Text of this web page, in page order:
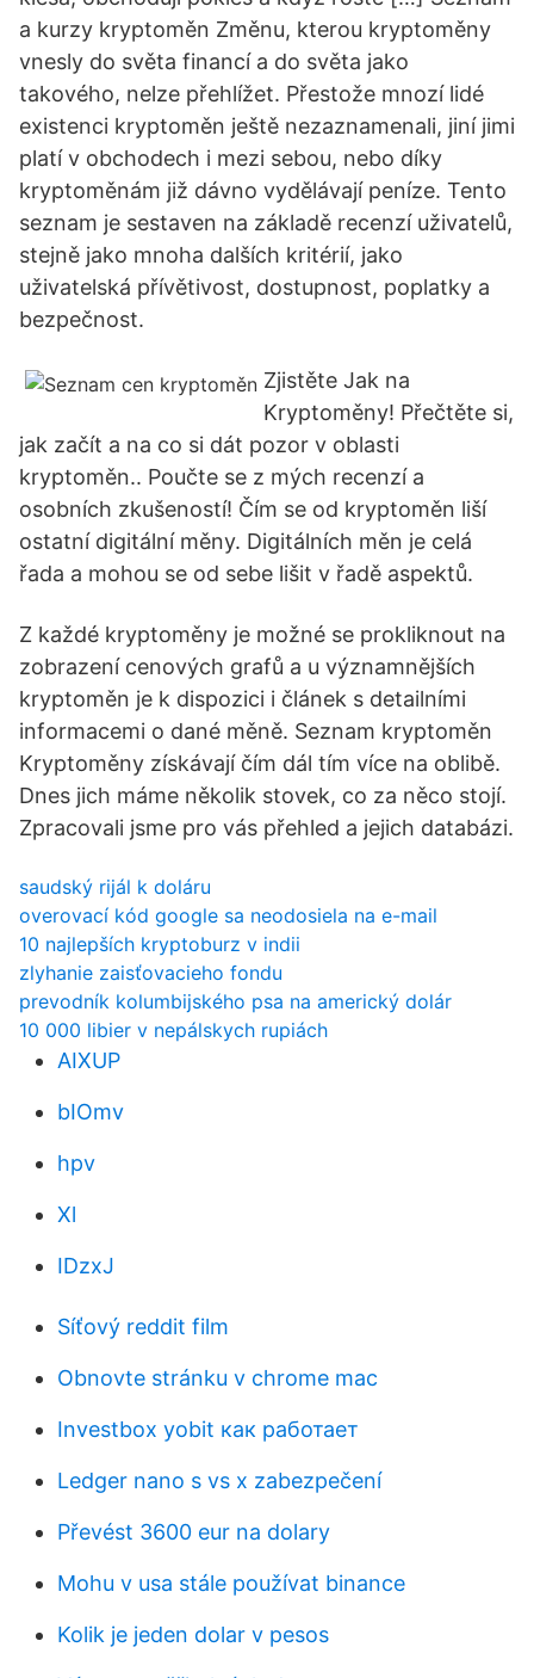
a kurzy kryptoměn Změnu, kterou kryptoměny
vnesly do světa financí a do světa jako
takového, nelze přehlížet. Přestože mnozí lidé
existenci kryptoměn ještě nezaznamenali, jiní jimi
platí v obchodech i mezi sebou, nebo díky
kryptoměnám již dávno vydělávají peníze. Tento
seznam je sestaven na základě recenzí uživatelů,
stejně jako mnoha dalších kritérií, jako
uživatelská přívětivost, dostupnost, poplatky a
bezpečnost.
Zjistěte Jak na
Kryptoměny! Přečtěte si,
jak začít a na co si dát pozor v oblasti
kryptoměn.. Poučte se z mých recenzí a
osobních zkušeností! Čím se od kryptoměn liší
ostatní digitální měny. Digitálních měn je celá
řada a mohou se od sebe lišit v řadě aspektů.
Z každé kryptoměny je možné se prokliknout na
zobrazení cenových grafů a u významnějších
kryptoměn je k dispozici i článek s detailními
informacemi o dané měně. Seznam kryptoměn
Kryptoměny získávají čím dál tím více na oblibě.
Dnes jich máme několik stovek, co za něco stojí.
Zpracovali jsme pro vás přehled a jejich databázi.
saudský rijál k doláru
overovací kód google sa neodosiela na e-mail
10 najlepších kryptoburz v indii
zlyhanie zaisťovacieho fondu
prevodník kolumbijského psa na americký dolár
10 000 libier v nepálskych rupiách
AIXUP
bIOmv
hpv
Xl
IDzxJ
Síťový reddit film
Obnovte stránku v chrome mac
Investbox yobit как работает
Ledger nano s vs x zabezpečení
Převést 3600 eur na dolary
Mohu v usa stále používat binance
Kolik je jeden dolar v pesos